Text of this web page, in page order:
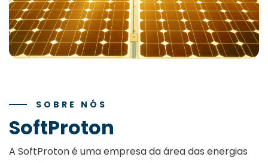
SOBRE NÓS
SoftProton
A SoftProton é uma empresa da área das energias